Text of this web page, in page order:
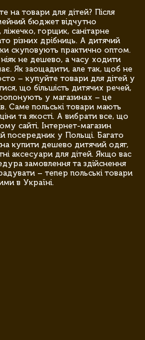
на товари для дітей? Після
бюджет відчутно
горщик, санітарне
різних дрібниць. А дитячий
скуповують практично оптом.
не дешево, а часу ходити
Як заощадити, але так, щоб не
– купуйте товари для дітей у
що більшість дитячих речей,
у магазинах – це
Саме польські товари мають
та якості. А вибрати все, що
сайті. Інтернет-магазин
посередник у Польщі. Багато
купити дешево дитячий одяг,
аксесуари для дітей. Якщо вас
замовлення та здійснення
– тепер польські товари
в Україні.